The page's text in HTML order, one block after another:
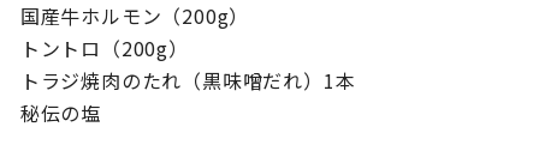
国産牛ホルモン（200g）
トントロ（200g）
トラジ焼肉のたれ（黒味噌だれ）1本
秘伝の塩